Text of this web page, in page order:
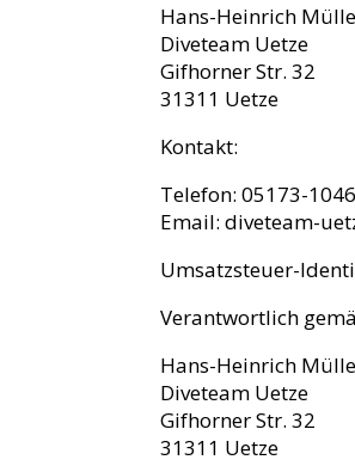
Hans-Heinrich
Diveteam Uetze
Gifhorner Str. 32
31311 Uetze
Kontakt:
Telefon: 05173-1046
Email: diveteam-
Umsatzsteuer-
Verantwortlich
Hans-Heinrich
Diveteam Uetze
Gifhorner Str. 32
31311 Uetze